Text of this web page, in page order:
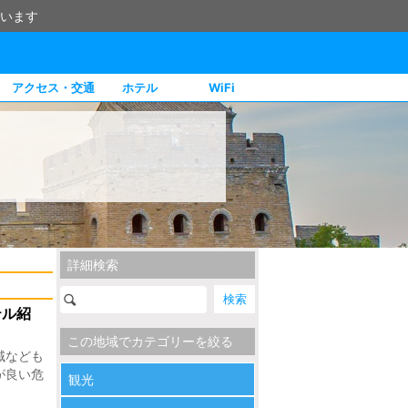
ます
アクセス・交通 ホテル WiFi
詳細検索
この地域でカテゴリーを絞る
観光
紹
なども
良い危